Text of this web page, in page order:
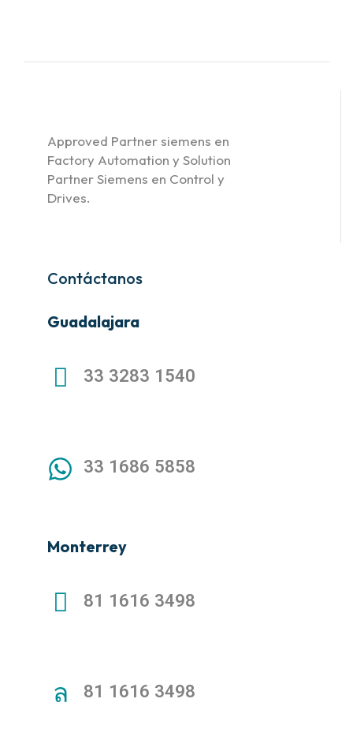
Approved Partner siemens en
Factory Automation y Solution
Partner Siemens en Control y
Drives.
Contáctanos
Guadalajara
33 3283 1540
33 1686 5858
Monterrey
81 1616 3498
81 1616 3498